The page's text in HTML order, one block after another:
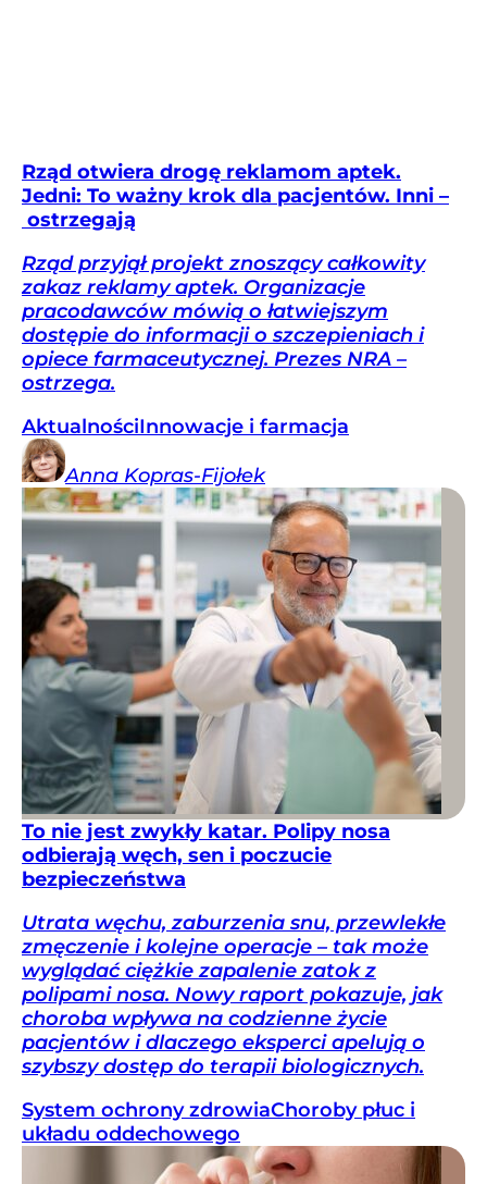
Rząd otwiera drogę reklamom aptek.
Jedni: To ważny krok dla pacjentów. Inni –
ostrzegają
Rząd przyjął projekt znoszący całkowity
zakaz reklamy aptek. Organizacje
pracodawców mówią o łatwiejszym
dostępie do informacji o szczepieniach i
opiece farmaceutycznej. Prezes NRA –
ostrzega.
AktualnościInnowacje i farmacja
Anna Kopras-Fijołek
To nie jest zwykły katar. Polipy nosa
odbierają węch, sen i poczucie
bezpieczeństwa
Utrata węchu, zaburzenia snu, przewlekłe
zmęczenie i kolejne operacje – tak może
wyglądać ciężkie zapalenie zatok z
polipami nosa. Nowy raport pokazuje, jak
choroba wpływa na codzienne życie
pacjentów i dlaczego eksperci apelują o
szybszy dostęp do terapii biologicznych.
System ochrony zdrowiaChoroby płuc i
układu oddechowego